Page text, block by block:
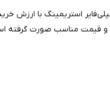
و قیمت مناسب صورت گرفته